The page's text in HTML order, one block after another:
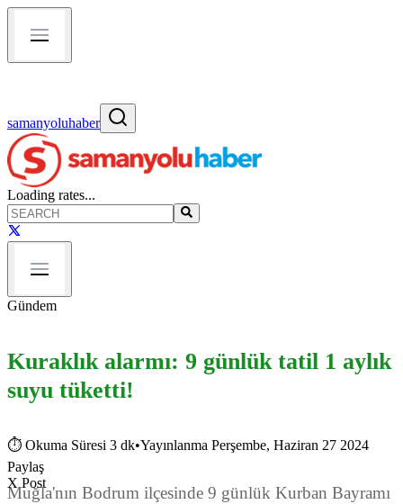
samanyoluhaber
Loading rates...
Gündem
Kuraklık alarmı: 9 günlük tatil 1 aylık
suyu tüketti!
⏱ Okuma Süresi 3 dk•Yayınlanma Perşembe, Haziran 27 2024
Paylaş
X Post
Muğla'nın Bodrum ilçesinde 9 günlük Kurban Bayramı